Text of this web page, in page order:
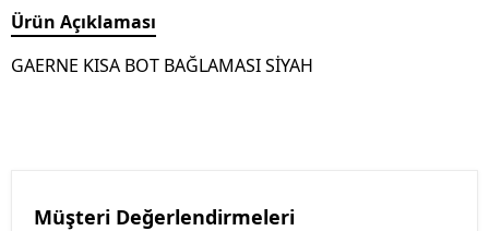
Ürün Açıklaması
GAERNE KISA BOT BAĞLAMASI SİYAH
Müşteri Değerlendirmeleri